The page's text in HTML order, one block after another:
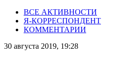
ВСЕ АКТИВНОСТИ
Я-КОРРЕСПОНДЕНТ
КОММЕНТАРИИ
30 августа 2019, 19:28